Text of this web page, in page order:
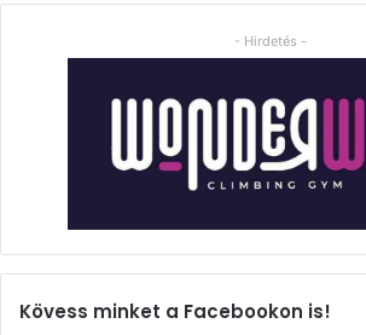
- Hirdetés -
Kövess minket a Facebookon is!